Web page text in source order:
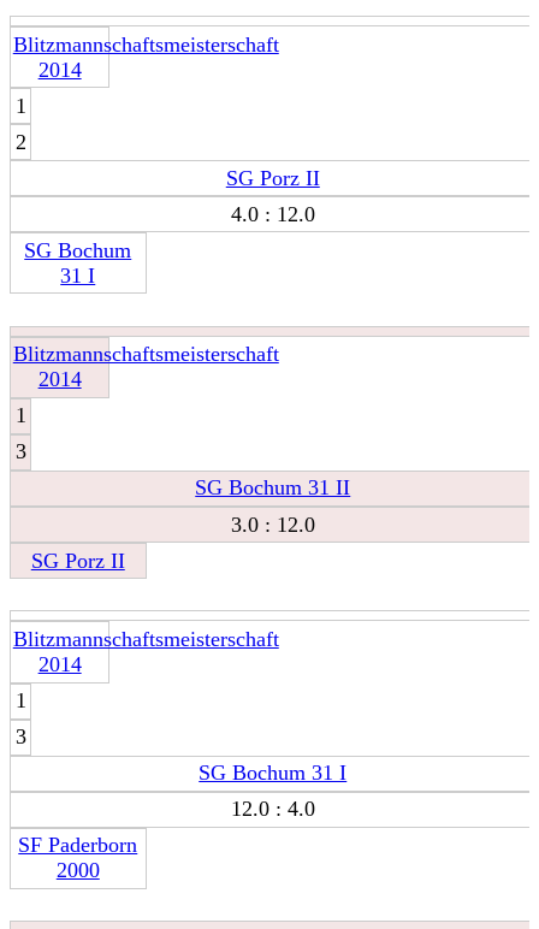
Blitzmannschaftsmeisterschaft
2014
1
2
SG Porz II
4.0 : 12.0
SG Bochum
31 I
Blitzmannschaftsmeisterschaft
2014
1
3
SG Bochum 31 II
3.0 : 12.0
SG Porz II
Blitzmannschaftsmeisterschaft
2014
1
3
SG Bochum 31 I
12.0 : 4.0
SF Paderborn
2000